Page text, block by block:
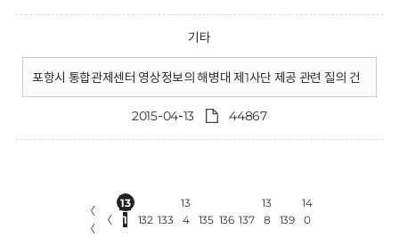
기타
포항시 통합관제센터 영상정보의 해병대 제1사단 제공 관련 질의 건
2015-04-13 44867
〈
〈
〈
13
1
132 133
13
4
135 136 137
13
8
139
14
0